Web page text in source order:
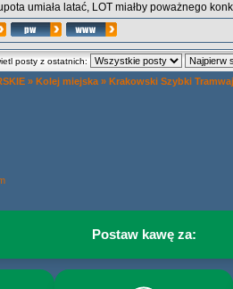
umiała latać, LOT miałby poważnego
posty z ostatnich:
» Kolej miejska » Krakowski Szybki Tramwaj
Postaw kawę za: